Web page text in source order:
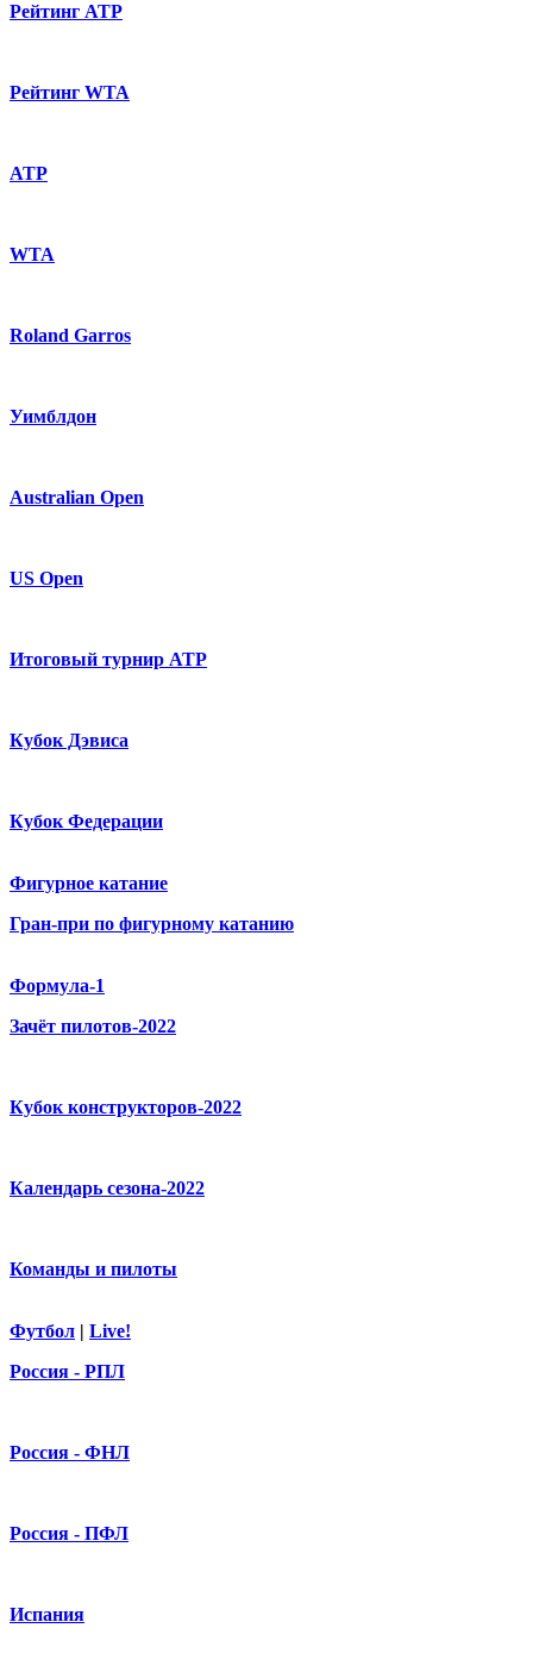
Рейтинг ATP
Рейтинг WTA
ATP
WTA
Roland Garros
Уимблдон
Australian Open
US Open
Итоговый турнир ATP
Кубок Дэвиса
Кубок Федерации
Фигурное катание
Гран-при по фигурному катанию
Формула-1
Зачёт пилотов-2022
Кубок конструкторов-2022
Календарь сезона-2022
Команды и пилоты
Футбол | Live!
Россия - РПЛ
Россия - ФНЛ
Россия - ПФЛ
Испания